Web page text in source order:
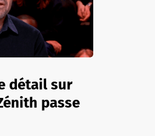
détail sur
passe